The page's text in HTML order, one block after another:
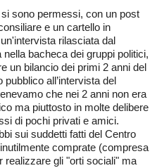
sono permessi, con un post
e un cartello in
rilasciata dal
bacheca dei gruppi politici,
un bilancio dei primi 2 anni del
all’intervista del
che nei 2 anni non era
ma piuttosto in molte delibere
di pochi privati e amici.
sui suddetti fatti del Centro
comprate (compresa
realizzare gli "orti sociali" ma